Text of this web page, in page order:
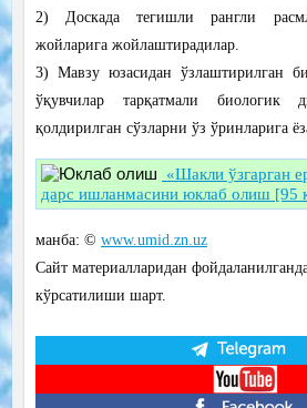
2) Доскада тегишли рангли
жойларига жойлаштирадилар.
3) Мавзу юзасидан ўзлаштирилган
ўқувчилар тарқатмали биологик
қолдирилган сўзларни ўз ўринларига
«Шакли ўзгарган
дарс ишланмасини юклаб олиш [95
манба: © www.umid.zn.uz
Сайт материалларидан
кўрсатилиши шарт.